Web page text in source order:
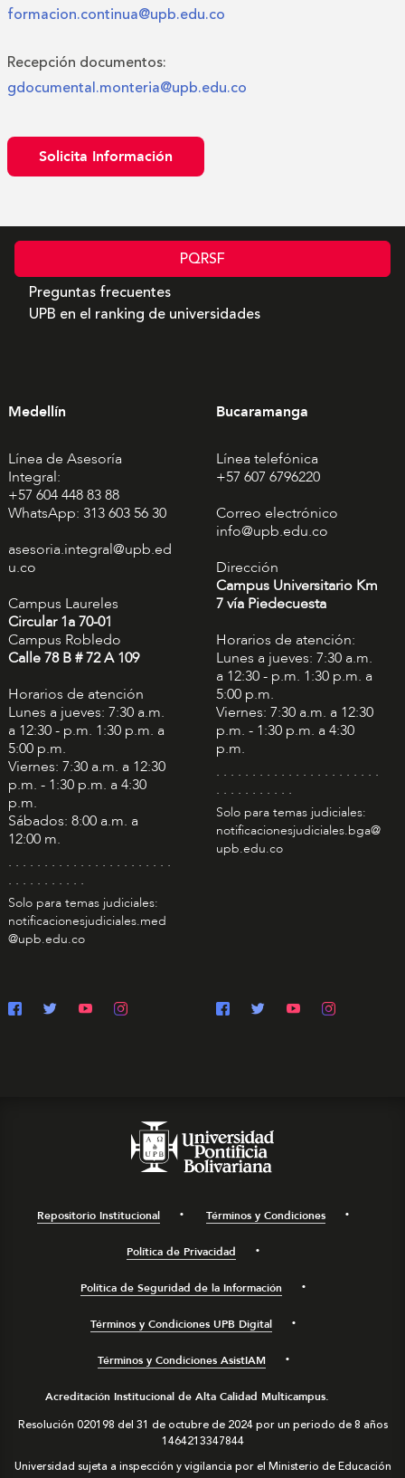
formacion.continua@upb.edu.co
Recepción documentos:
gdocumental.monteria@upb.edu.co
Solicita Información
PQRSF
Preguntas frecuentes
UPB en el ranking de universidades
Medellín
Línea de Asesoría
Integral:
+57 604 448 83 88
WhatsApp: 313 603 56 30
asesoria.integral@upb.ed
u.co
Campus Laureles
Circular 1a 70-01
Campus Robledo
Calle 78 B # 72 A 109
Horarios de atención
Lunes a jueves: 7:30 a.m.
a 12:30 - p.m. 1:30 p.m. a
5:00 p.m.
Viernes: 7:30 a.m. a 12:30
p.m. - 1:30 p.m. a 4:30
p.m.
Sábados: 8:00 a.m. a
12:00 m.
. . . . . . . . . . . . . . . . . . . . . . .
. . . . . . . . . . .
Solo para temas judiciales:
notificacionesjudiciales.med
@upb.edu.co
Bucaramanga
Línea telefónica
+57 607 6796220
Correo electrónico
info@upb.edu.co
Dirección
Campus Universitario Km
7 vía Piedecuesta
Horarios de atención:
Lunes a jueves: 7:30 a.m.
a 12:30 - p.m. 1:30 p.m. a
5:00 p.m.
Viernes: 7:30 a.m. a 12:30
p.m. - 1:30 p.m. a 4:30
p.m.
. . . . . . . . . . . . . . . . . . . . . . .
. . . . . . . . . . .
Solo para temas judiciales:
notificacionesjudiciales.bga@
upb.edu.co
Repositorio Institucional Términos y Condiciones
Política de Privacidad
Política de Seguridad de la Información
Términos y Condiciones UPB Digital
Términos y Condiciones AsistIAM
Acreditación Institucional de Alta Calidad Multicampus.
Resolución 020198 del 31 de octubre de 2024 por un periodo de 8 años
1464213347844
Universidad sujeta a inspección y vigilancia por el Ministerio de Educación